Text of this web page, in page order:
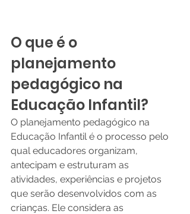
O que é o
planejamento
pedagógico na
Educação Infantil?
O planejamento pedagógico na
Educação Infantil é o processo pelo
qual educadores organizam,
antecipam e estruturam as
atividades, experiências e projetos
que serão desenvolvidos com as
crianças. Ele considera as